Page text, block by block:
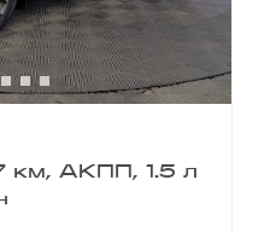
км, АКПП, 1.5 л